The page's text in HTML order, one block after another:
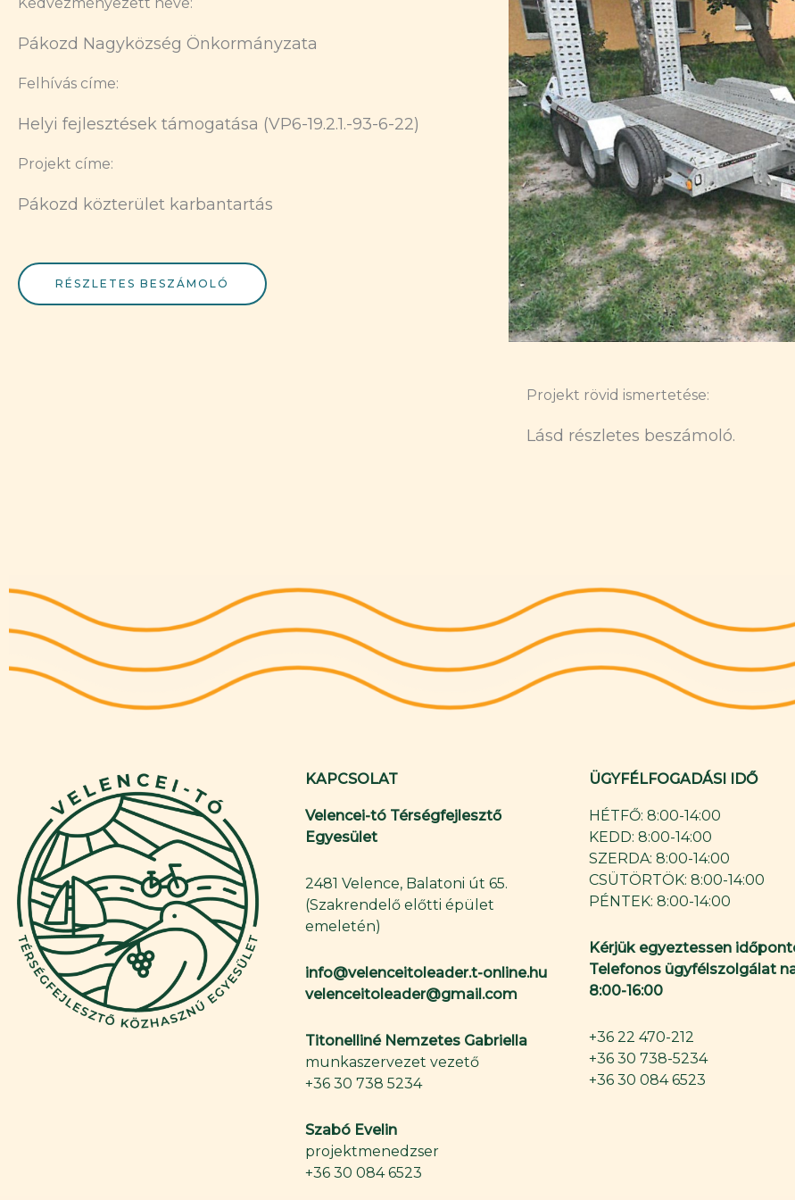
Pákozd Nagyközség Önkormányzata
Felhívás címe:
Helyi fejlesztések támogatása (VP6-19.2.1.-93-6-22)
Projekt címe:
Pákozd közterület karbantartás
RÉSZLETES BESZÁMOLÓ
Projekt rövid ismertetése:
Lásd részletes beszámoló.
KAPCSOLAT
Velencei-tó Térségfejlesztő
Egyesület
2481 Velence, Balatoni út 65.
(Szakrendelő előtti épület
emeletén)
info@velenceitoleader.t-online.hu
velenceitoleader@gmail.com
Titonelliné Nemzetes Gabriella
munkaszervezet vezető
+36 30 738 5234
Szabó Evelin
projektmenedzser
+36 30 084 6523
ÜGYFÉLFOGADÁSI IDŐ
HÉTFŐ: 8:00-14:00
KEDD: 8:00-14:00
SZERDA: 8:00-14:00
CSÜTÖRTÖK: 8:00-14:00
PÉNTEK: 8:00-14:00
Kérjük egyeztessen
Telefonos ügyfélszolgálat
8:00-16:00
+36 22 470-212
+36 30 738-5234
+36 30 084 6523